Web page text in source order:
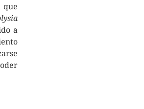
que
a